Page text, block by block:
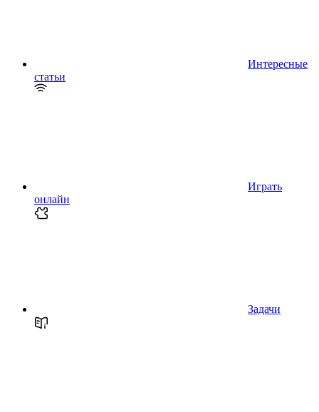
Интересные
статьи
Играть
онлайн
Задачи